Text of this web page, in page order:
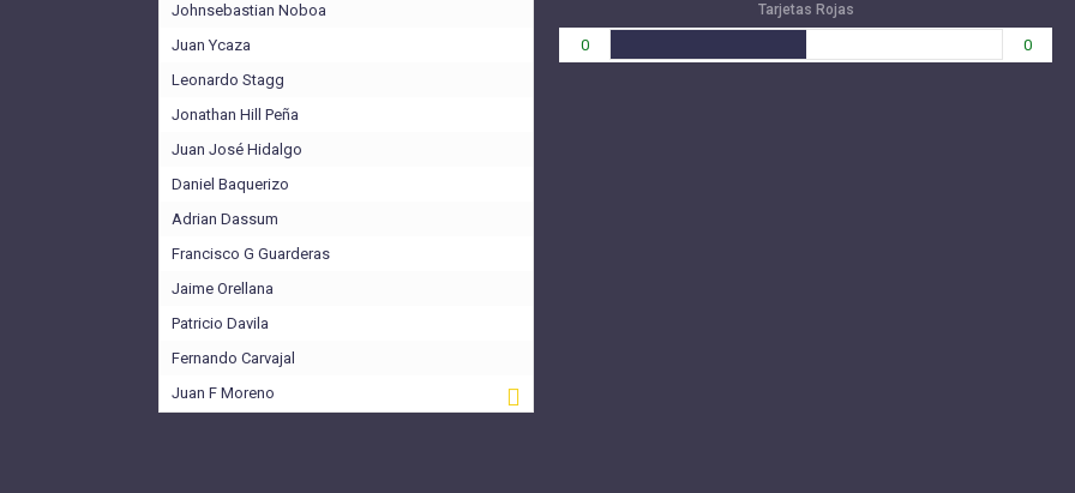
Johnsebastian Noboa
Juan Ycaza
Leonardo Stagg
Jonathan Hill Peña
Juan José Hidalgo
Daniel Baquerizo
Adrian Dassum
Francisco G Guarderas
Jaime Orellana
Patricio Davila
Fernando Carvajal
Juan F Moreno
Tarjetas Rojas
0 0